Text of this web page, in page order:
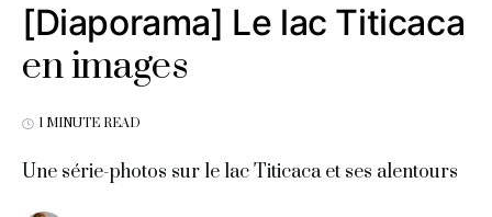
[Diaporama] Le lac Titicaca
en images
1 MINUTE READ
Une série-photos sur le lac Titicaca et ses alentours